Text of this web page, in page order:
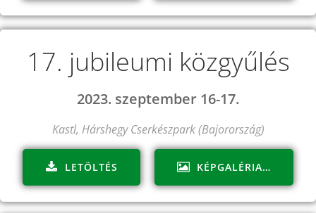
17. jubileumi közgyűlés
2023. szeptember 16-17.
Kastl, Hárshegy Cserkészpark (Bajorország)
LETÖLTÉS KÉPGALÉRIA…